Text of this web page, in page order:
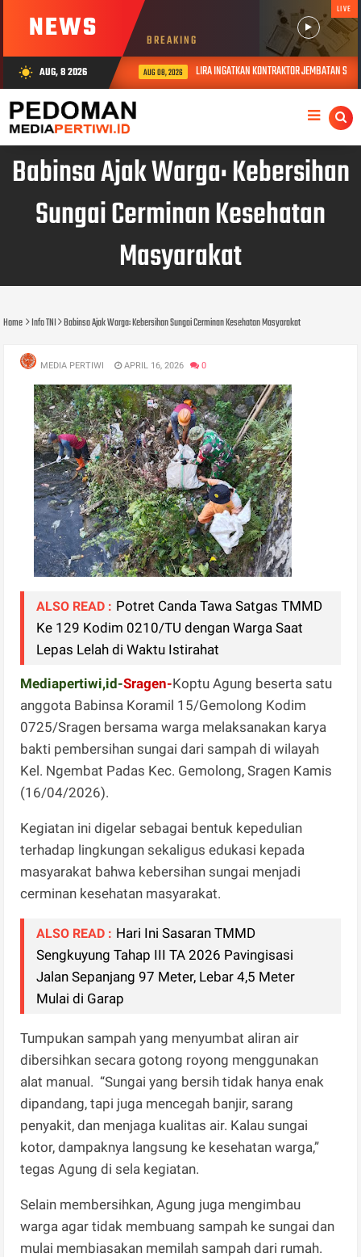
NEWS BREAKING
LIVE
wb_sunny AUG, 8 2026 AUG 08, 2026 LIRA INGATKAN KONTRAKTOR JEMBATAN S.
Babinsa Ajak Warga: Kebersihan
Sungai Cerminan Kesehatan
Masyarakat
Home Info TNI Babinsa Ajak Warga: Kebersihan Sungai Cerminan Kesehatan Masyarakat
MEDIA PERTIWI APRIL 16, 2026 0
ALSO READ : Potret Canda Tawa Satgas TMMD
Ke 129 Kodim 0210/TU dengan Warga Saat
Lepas Lelah di Waktu Istirahat
Mediapertiwi,id-Sragen-Koptu Agung beserta satu
anggota Babinsa Koramil 15/Gemolong Kodim
0725/Sragen bersama warga melaksanakan karya
bakti pembersihan sungai dari sampah di wilayah
Kel. Ngembat Padas Kec. Gemolong, Sragen Kamis
(16/04/2026).
Kegiatan ini digelar sebagai bentuk kepedulian
terhadap lingkungan sekaligus edukasi kepada
masyarakat bahwa kebersihan sungai menjadi
cerminan kesehatan masyarakat.
ALSO READ : Hari Ini Sasaran TMMD
Sengkuyung Tahap III TA 2026 Pavingisasi
Jalan Sepanjang 97 Meter, Lebar 4,5 Meter
Mulai di Garap
Tumpukan sampah yang menyumbat aliran air
dibersihkan secara gotong royong menggunakan
alat manual. “Sungai yang bersih tidak hanya enak
dipandang, tapi juga mencegah banjir, sarang
penyakit, dan menjaga kualitas air. Kalau sungai
kotor, dampaknya langsung ke kesehatan warga,”
tegas Agung di sela kegiatan.
Selain membersihkan, Agung juga mengimbau
warga agar tidak membuang sampah ke sungai dan
mulai membiasakan memilah sampah dari rumah.